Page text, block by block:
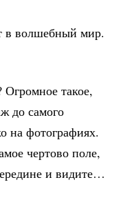
в волшебный мир.
такое,
до самого
на фотографиях.
чертово поле,
и видите…